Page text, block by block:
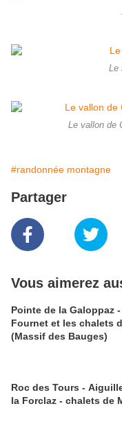
Le
Le vallon de
#randonnée montagne
Partager
Vous aimerez
Pointe de la Galoppaz
Fournet et les chalets
(Massif des Bauges)
Roc des Tours -
la Forclaz - chalets de